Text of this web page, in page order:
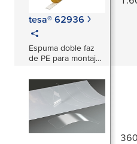
tesa® 62936
Espuma doble faz
de PE para montaje
construcción